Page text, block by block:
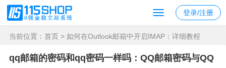
登录/注册
当前位置： 首页 > 如何在Outlook邮箱中开启IMAP：详细教程
qq邮箱的密码和qq密码一样吗：QQ邮箱密码与QQ